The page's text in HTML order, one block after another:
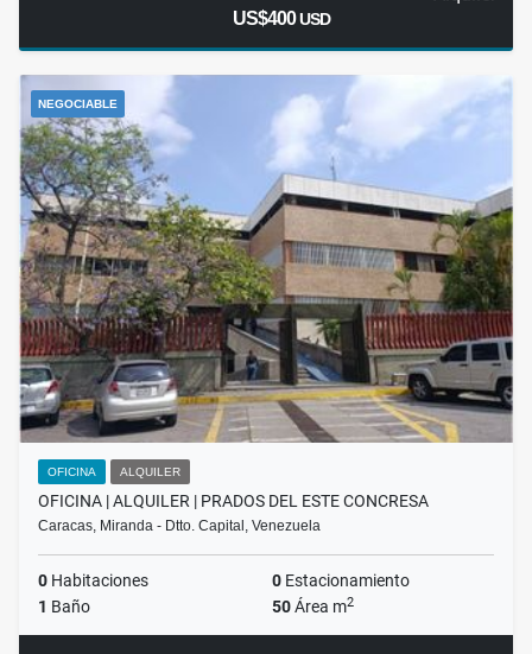
US$400USD
NEGOCIABLE
OFICINA ALQUILER
OFICINA | ALQUILER | PRADOS DEL ESTE CONCRESA
Caracas, Miranda - Dtto. Capital, Venezuela
0 Habitaciones 0 Estacionamiento
1 Baño 50Área m2